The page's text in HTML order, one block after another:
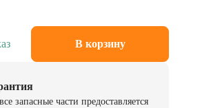
В корзину
запасные части предоставляется